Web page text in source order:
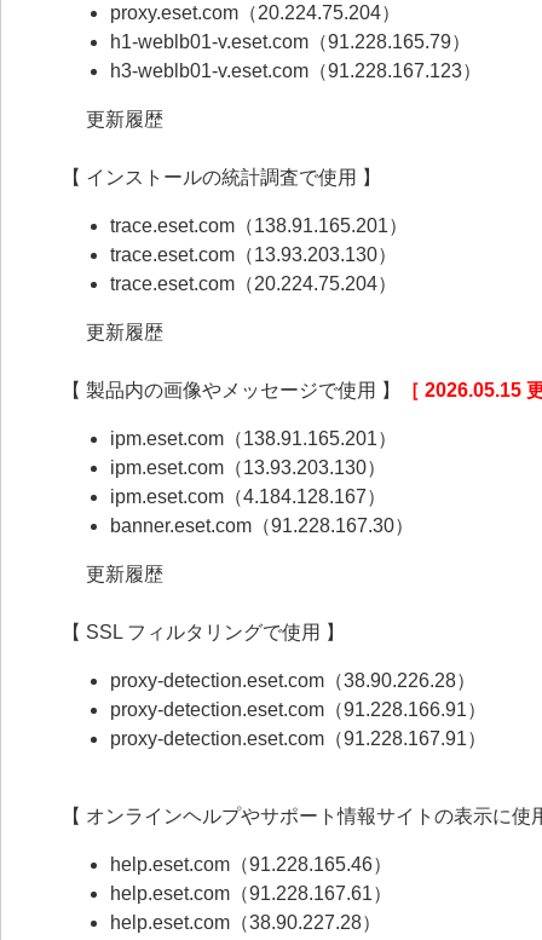
proxy.eset.com（20.224.75.204）
h1-weblb01-v.eset.com（91.228.165.79）
h3-weblb01-v.eset.com（91.228.167.123）
更新履歴
【 インストールの統計調査で使用 】
trace.eset.com（138.91.165.201）
trace.eset.com（13.93.203.130）
trace.eset.com（20.224.75.204）
更新履歴
【 製品内の画像やメッセージで使用 】 ［ 2026.05.15
ipm.eset.com（138.91.165.201）
ipm.eset.com（13.93.203.130）
ipm.eset.com（4.184.128.167）
banner.eset.com（91.228.167.30）
更新履歴
【 SSL フィルタリングで使用 】
proxy-detection.eset.com（38.90.226.28）
proxy-detection.eset.com（91.228.166.91）
proxy-detection.eset.com（91.228.167.91）
【 オンラインヘルプやサポート情報サイトの表示に使
help.eset.com（91.228.165.46）
help.eset.com（91.228.167.61）
help.eset.com（38.90.227.28）